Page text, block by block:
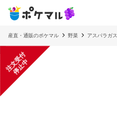
産直・通販のポケマル 野菜 アスパラガス
注
文
受
付
停
止
中